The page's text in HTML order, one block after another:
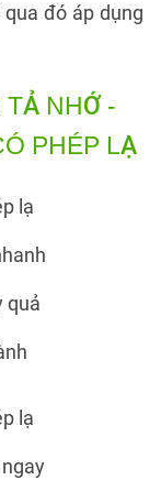
đó áp dụng
NHỚ -
PHÉP LẠ
lạ
quả
lạ